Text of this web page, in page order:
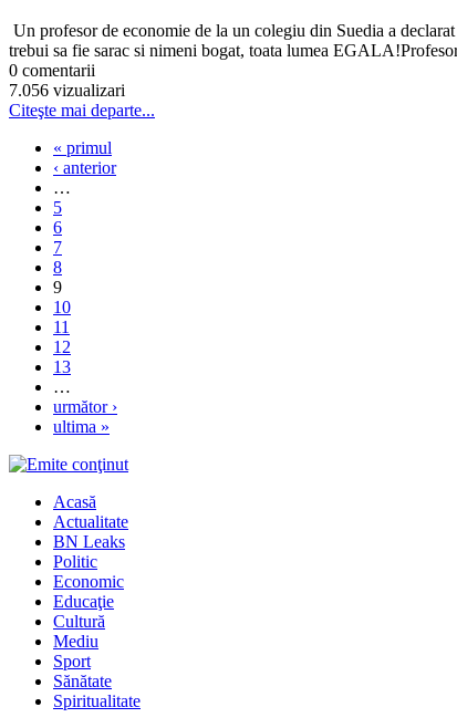
Un profesor de economie de la un colegiu din Suedia a
trebui sa fie sarac si nimeni bogat, toata lumea
0 comentarii
7.056 vizualizari
Citeşte mai departe...
« primul
‹ anterior
…
5
6
7
8
9
10
11
12
13
…
următor ›
ultima »
Acasă
Actualitate
BN Leaks
Politic
Economic
Educaţie
Cultură
Mediu
Sport
Sănătate
Spiritualitate